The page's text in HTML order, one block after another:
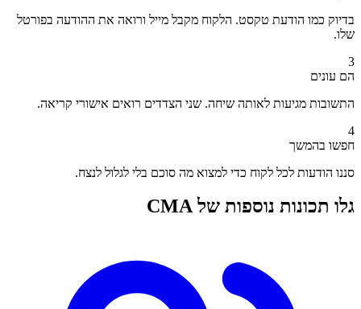
בדיוק כמו הודעת טקסט. הלקוח מקבל מייל ורואה את ההודעה בפורטל
שלו.
3
הם עונים
התשובות מגיעות לאותה שיחה. שני הצדדים רואים אישורי קריאה.
4
חפשו בהמשך
סננו הודעות לכל לקוח כדי למצוא מה סוכם בלי לגלול לנצח.
גלו תכונות נוספות של CMA